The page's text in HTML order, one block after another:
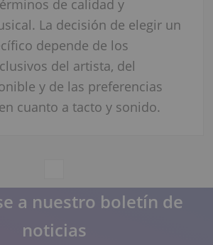
de calidad y
La decisión de elegir un
depende de los
del artista, del
y de las preferencias
cuanto a tacto y sonido.
a nuestro boletín de
noticias